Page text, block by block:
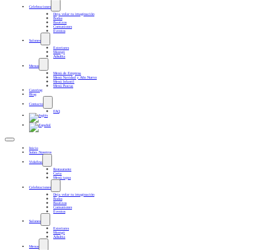
Celebraciones
Deja volar tu imaginación
Bodas
Bautizos
Comuniones
Eventos
Salones
Exteriores
Montgó
Adsubia
Menus
Menú de Empresa
Menú Navidad y Año Nuevo
Menú Infantil
Menú Pascua
Catering
Blog
Contacto
FAQ
Inicio
Sobre Nosotros
Vidafina
Restaurante
Carta
Menú tapas
Celebraciones
Deja volar tu imaginación
Bodas
Bautizos
Comuniones
Eventos
Salones
Exteriores
Montgó
Adsubia
Menus